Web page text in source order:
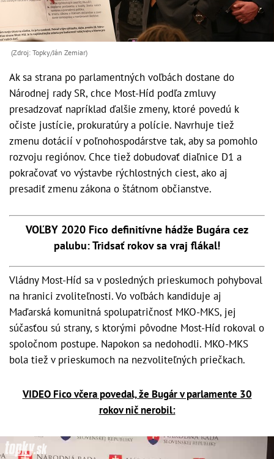
(Zdroj: Topky/Ján Zemiar)
Ak sa strana po parlamentných voľbách dostane do
Národnej rady SR, chce Most-Híd podľa zmluvy
presadzovať napríklad ďalšie zmeny, ktoré povedú k
očiste justície, prokuratúry a polície. Navrhuje tiež
zmenu dotácií v poľnohospodárstve tak, aby sa pomohlo
rozvoju regiónov. Chce tiež dobudovať diaľnice D1 a
pokračovať vo výstavbe rýchlostných ciest, ako aj
presadiť zmenu zákona o štátnom občianstve.
VOĽBY 2020 Fico definitívne hádže Bugára cez
palubu: Tridsať rokov sa vraj flákal!
Vládny Most-Híd sa v posledných prieskumoch pohyboval
na hranici zvoliteľnosti. Vo voľbách kandiduje aj
Maďarská komunitná spolupatričnosť MKO-MKS, jej
súčasťou sú strany, s ktorými pôvodne Most-Híd rokoval o
spoločnom postupe. Napokon sa nedohodli. MKO-MKS
bola tiež v prieskumoch na nezvoliteľných priečkach.
VIDEO Fico včera povedal, že Bugár v parlamente 30
rokov nič nerobil: